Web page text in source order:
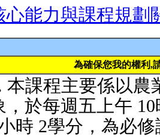
心能力與課程規劃
為確保您我的權利,
本課程主要係以
，於每週五上午
時 2學分，為必